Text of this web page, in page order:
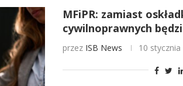
MFiPR: zamiast
cywilnoprawnych
przez ISB News 10 stycznia